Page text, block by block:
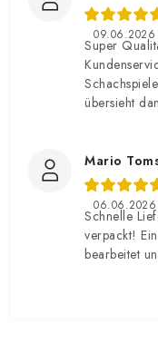
09.06.2026
Super
übersieht
Mario
06.06.2026
Schnelle
verpackt!
bearbeitet